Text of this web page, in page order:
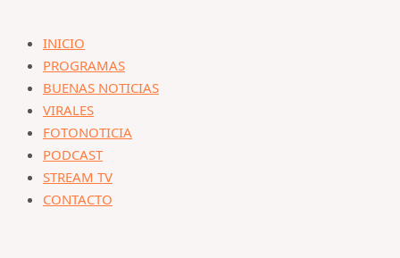
INICIO
PROGRAMAS
BUENAS NOTICIAS
VIRALES
FOTONOTICIA
PODCAST
STREAM TV
CONTACTO